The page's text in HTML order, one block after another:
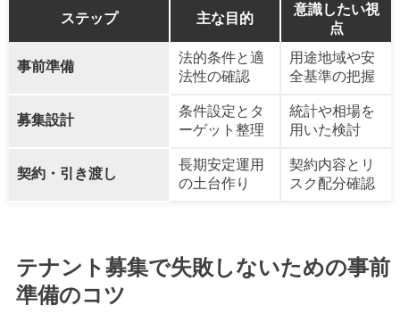
ステップ 主な目的
意識したい視
点
事前準備
法的条件と適
法性の確認
用途地域や安
全基準の把握
募集設計
条件設定とタ
ーゲット整理
統計や相場を
用いた検討
契約・引き渡し
長期安定運用
の土台作り
契約内容とリ
スク配分確認
テナント募集で失敗しないための事前
準備のコツ